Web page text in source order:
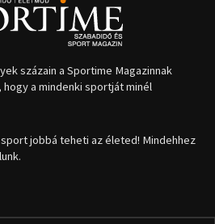
százain a Sportime Magazinnak
a mindenki sportját minél
jobbá teheti az életed! Mindehhez